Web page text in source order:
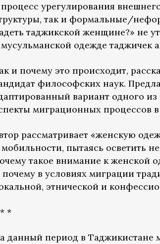
урегулирования
так и формальные/
таджикской женщине?» не
одежде таджичек
и почему это происходит,
философских наук.
вариант одного
миграционных процессов
рассматривает «женскую
пытаясь осветить
такое внимание к женской
в условиях миграции
этнической и
*
данный период в Таджикистане